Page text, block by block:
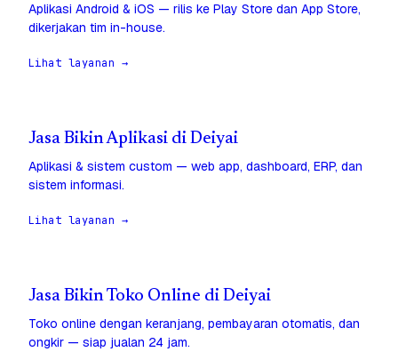
Aplikasi Android & iOS — rilis ke Play Store dan App Store,
dikerjakan tim in-house.
Lihat layanan →
Jasa Bikin Aplikasi di Deiyai
Aplikasi & sistem custom — web app, dashboard, ERP, dan
sistem informasi.
Lihat layanan →
Jasa Bikin Toko Online di Deiyai
Toko online dengan keranjang, pembayaran otomatis, dan
ongkir — siap jualan 24 jam.